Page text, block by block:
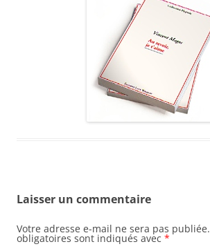
Laisser un commentaire
Votre adresse e-mail ne sera pas publiée.
obligatoires sont indiqués avec *